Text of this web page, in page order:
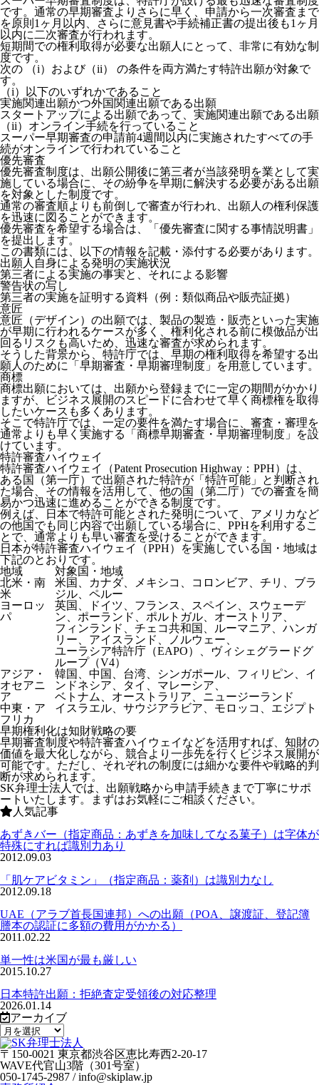
です。通常の早期審査よりさらに早く、申請から一次審査まで
を原則1ヶ月以内、さらに意見書や手続補正書の提出後も1ヶ月
以内に二次審査が行われます。
短期間での権利取得が必要な出願人にとって、非常に有効な制
度です。
次の （i）および（ii） の条件を両方満たす特許出願が対象で
す。
（i）以下のいずれかであること
実施関連出願かつ外国関連出願である出願
スタートアップによる出願であって、実施関連出願である出願
（ii）オンライン手続を行っていること
スーパー早期審査の申請前4週間以内に実施されたすべての手
続がオンラインで行われていること
優先審査
優先審査制度は、出願公開後に第三者が当該発明を業として実
施している場合に、その紛争を早期に解決する必要がある出願
を対象とした制度です。
通常の審査順よりも前倒しで審査が行われ、出願人の権利保護
を迅速に図ることができます。
優先審査を希望する場合は、「優先審査に関する事情説明書」
を提出します。
この書類には、以下の情報を記載・添付する必要があります。
出願人自身による発明の実施状況
第三者による実施の事実と、それによる影響
警告状の写し
第三者の実施を証明する資料（例：類似商品や販売証拠）
意匠
意匠（デザイン）の出願では、製品の製造・販売といった実施
が早期に行われるケースが多く
、権利化される前に模倣品が出
回るリスクも高いため、迅速な審査が求められます。
そうした背景から、特許庁では、早期の権利取得を希望する出
願人のために「早期審査・早期審理制度」を用意しています。
商標
商標出願においては、出願から登録までに一定の期間がかかり
ますが、ビジネス展開のスピードに合わせて早く商標権を取得
したいケースも多くあります。
そこで特許庁では、一定の要件を満たす場合に、審査・審理を
通常よりも早く実施する「商標早期審査・早期審理制度」を設
けています。
特許審査ハイウェイ
特許審査ハイウェイ（Patent Prosecution Highway：PPH）は、
ある国（第一庁）で出願された特許が「特許可能」と判断され
た場合、その情報を活用して、他の国（第二庁）での審査を簡
易かつ迅速に進めることができる制度です。
例えば、日本で特許可能とされた発明について、アメリカなど
の他国でも同じ内容で出願している場合に、PPHを利用するこ
とで、通常よりも早い審査を受けることができます。
日本が特許審査ハイウェイ（PPH）を実施している国・地域は
下記のとおりです。
地域
対象国・地域
北米・南
米
米国、カナダ、メキシコ、コロンビア、チリ、ブラ
ジル、ペルー
ヨーロッ
パ
英国、ドイツ、フランス、スペイン、スウェーデ
ン、ポーランド、ポルトガル、オーストリア、
フィンランド、チェコ共和国、ルーマニア、ハンガ
リー、アイスランド、ノルウェー、
ユーラシア特許庁（EAPO）、ヴィシェグラードグ
ループ（V4）
アジア・
オセアニ
ア
韓国、中国、台湾、シンガポール、フィリピン、イ
ンドネシア、タイ、マレーシア、
ベトナム、オーストラリア、ニュージーランド
中東・ア
フリカ
イスラエル、サウジアラビア、モロッコ、エジプト
早期権利化は知財戦略の要
早期審査制度や特許審査ハイウェイなどを活用すれば、知財の
価値を最大化しながら、競合より一歩先を行くビジネス展開が
可能です。ただし、それぞれの制度には細かな要件や戦略的判
断が求められます。
SK弁理士法人では、出願戦略から申請手続きまで丁寧にサポ
ートいたします。まずはお気軽にご相談ください。
人気記事
あずきバー（指定商品：あずきを加味してなる菓子）は字体が
特殊にすれば識別力あり
2012.09.03
「肌ケアビタミン」（指定商品：薬剤）は識別力なし
2012.09.18
UAE（アラブ首長国連邦）への出願（POA、譲渡証、登記簿
謄本の認証に多額の費用がかかる）
2011.02.22
単一性は米国が最も厳しい
2015.10.27
日本特許出願：拒絶査定受領後の対応整理
2026.01.14
アーカイブ
〒150-0021 東京都渋谷区恵比寿西2-20-17
WAVE代官山3階（301号室）
050-1745-2987 / info@skiplaw.jp